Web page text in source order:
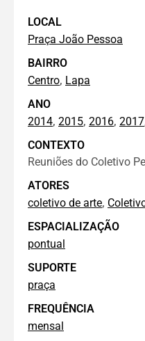
LOCAL
Praça João Pessoa
BAIRRO
Centro, Lapa
ANO
2014, 2015, 2016, 2017
CONTEXTO
Reuniões do Coletivo
ATORES
coletivo de arte,
ESPACIALIZAÇÃO
pontual
SUPORTE
praça
FREQUÊNCIA
mensal